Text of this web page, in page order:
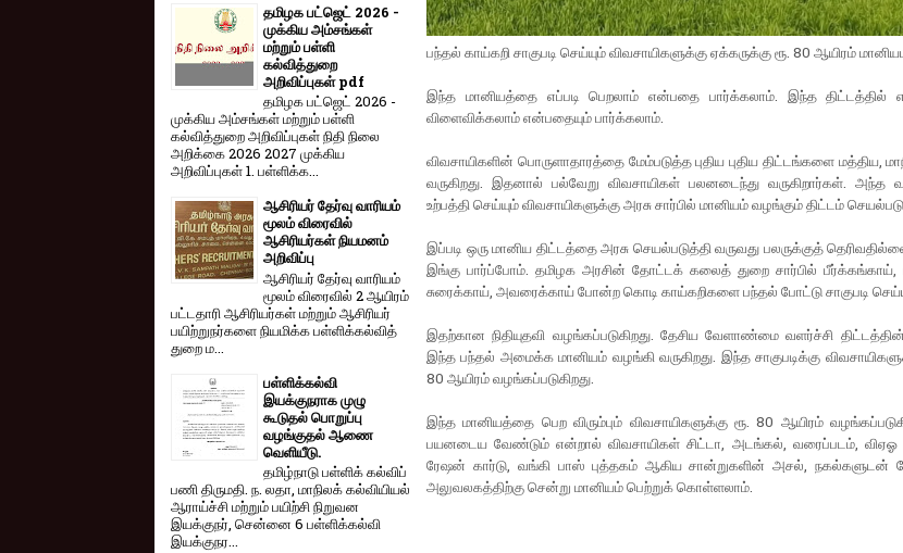
பந்தல் காய்கறி சாகுபடி செய்யும் விவசாயிகளுக்கு ஏக்கருக்கு ரூ. 80 ஆயிரம்
இந்த மானியத்தை எப்படி பெறலாம் என்பதை பார்க்கலாம். இந்த
விளைவிக்கலாம் என்பதையும் பார்க்கலாம்.
விவசாயிகளின் பொருளாதாரத்தை மேம்படுத்த புதிய புதிய திட்டங்களை மத்திய,
வருகிறது. இதனால் பல்வேறு விவசாயிகள் பலனடைந்து வருகிறார்கள். அந்த
உற்பத்தி செய்யும் விவசாயிகளுக்கு அரசு சார்பில் மானியம் வழங்கும் திட்டம்
இப்படி ஒரு மானிய திட்டத்தை அரசு செயல்படுத்தி வருவது பலருக்குத்
இங்கு பார்ப்போம். தமிழக அரசின் தோட்டக் கலைத் துறை சார்பில் பீர்க்கங்காய்,
சுரைக்காய், அவரைக்காய் போன்ற கொடி காய்கறிகளை பந்தல் போட்டு சாகுபடி
இதற்கான நிதியுதவி வழங்கப்படுகிறது. தேசிய வேளாண்மை வளர்ச்சி
இந்த பந்தல் அமைக்க மானியம் வழங்கி வருகிறது. இந்த சாகுபடிக்கு
80 ஆயிரம் வழங்கப்படுகிறது.
இந்த மானியத்தை பெற விரும்பும் விவசாயிகளுக்கு ரூ. 80 ஆயிரம்
பயனடைய வேண்டும் என்றால் விவசாயிகள் சிட்டா, அடங்கல், வரைப்படம், விஏஓ
ரேஷன் கார்டு, வங்கி பாஸ் புத்தகம் ஆகிய சான்றுகளின் அசல்,
அலுவலகத்திற்கு சென்று மானியம் பெற்றுக் கொள்ளலாம்.
தமிழக பட்ஜெட் 2026 -
முக்கிய அம்சங்கள்
மற்றும் பள்ளி
கல்வித்துறை
அறிவிப்புகள் pdf
தமிழக பட்ஜெட் 2026 -
முக்கிய அம்சங்கள் மற்றும் பள்ளி
கல்வித்துறை அறிவிப்புகள் நிதி நிலை
அறிக்கை 2026 2027 முக்கிய
அறிவிப்புகள் 1. பள்ளிக்க...
ஆசிரியர் தேர்வு வாரியம்
மூலம் விரைவில்
ஆசிரியர்கள் நியமனம்
அறிவிப்பு
ஆசிரியர் தேர்வு வாரி​யம்
மூலம் விரை​வில் 2 ஆயிரம்
பட்​ட​தாரி ஆசிரியர்​கள் மற்​றும் ஆசிரியர்
பயிற்றுநர்​களை நியமிக்க பள்​ளிக்​கல்​வித்​
துறை ம...
பள்ளிக்கல்வி
இயக்குநராக முழு
கூடுதல் பொறுப்பு
வழங்குதல் ஆணை
வெளியீடு.
தமிழ்நாடு பள்ளிக் கல்விப்
பணி திருமதி. ந. லதா, மாநிலக் கல்வியியல்
ஆராய்ச்சி மற்றும் பயிற்சி நிறுவன
இயக்குநர், சென்னை 6 பள்ளிக்கல்வி
இயக்குநர...